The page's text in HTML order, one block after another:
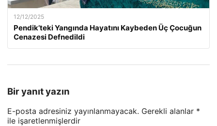
12/12/2025
Pendik’teki Yangında Hayatını Kaybeden Üç Çocuğun
Cenazesi Defnedildi
Bir yanıt yazın
E-posta adresiniz yayınlanmayacak. Gerekli alanlar *
ile işaretlenmişlerdir